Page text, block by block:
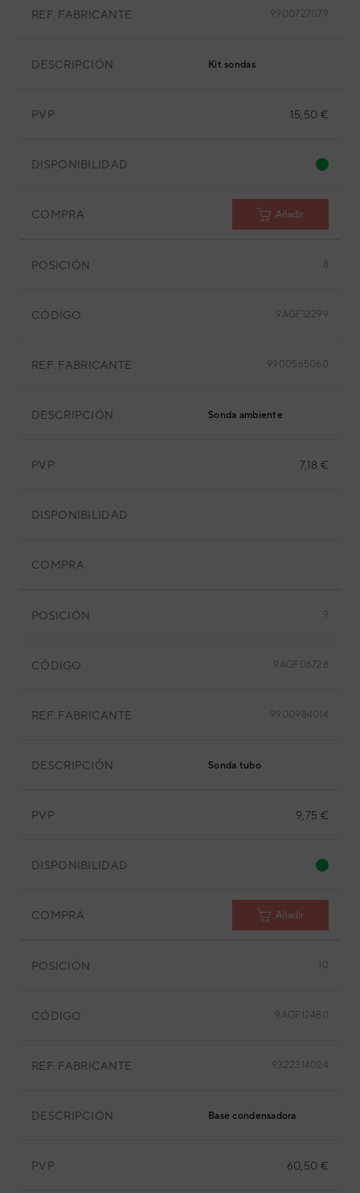
REF. FABRICANTE 9900727079
DESCRIPCIÓN Kit sondas
PVP 15,50 €
DISPONIBILIDAD
COMPRA Añadir
POSICIÓN 8
CÓDIGO 9AGF12299
REF. FABRICANTE 9900565060
DESCRIPCIÓN Sonda ambiente
PVP 7,18 €
DISPONIBILIDAD
COMPRA
POSICIÓN 9
CÓDIGO 9AGF06728
REF. FABRICANTE 9900984014
DESCRIPCIÓN Sonda tubo
PVP 9,75 €
DISPONIBILIDAD
COMPRA Añadir
POSICIÓN 10
CÓDIGO 9AGF12480
REF. FABRICANTE 9322314024
DESCRIPCIÓN Base condensadora
PVP 60,50 €